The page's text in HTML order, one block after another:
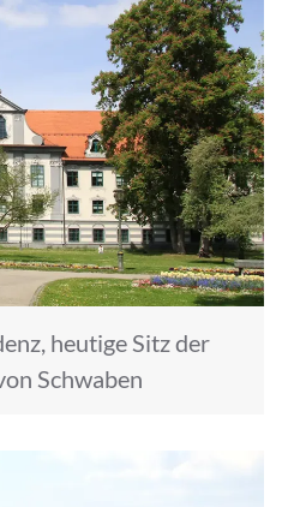
heutige Sitz der
Schwaben